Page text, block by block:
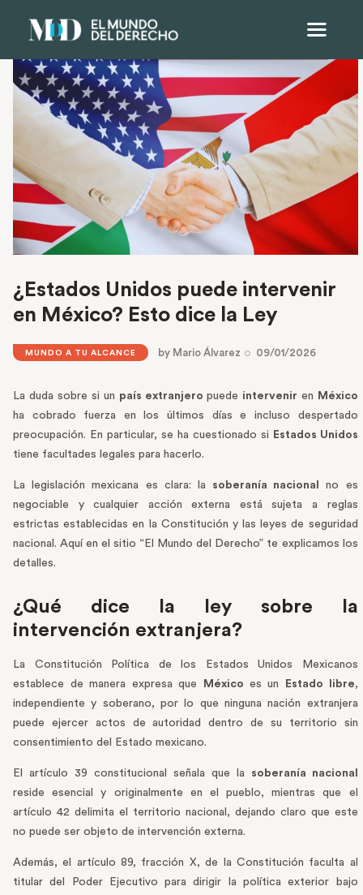
¿Estados Unidos puede intervenir
en México? Esto dice la Ley
MUNDO A TU ALCANCE by Mario Álvarez 09/01/2026
La duda sobre si un país extranjeropuede intervenir en
México
ha cobrado fuerza en los últimos días e incluso despertado
preocupación. En particular, se ha cuestionado si
Estados Unidos
tiene facultades legales para hacerlo.
La legislación mexicana es clara: la soberanía nacional
no es
negociable y cualquier acción externa está sujeta a reglas
estrictas establecidas en la Constitución y las leyes de seguridad
nacional. Aquí en el sitio “El Mundo del Derecho” te explicamos los
detalles.
¿Qué dice la ley sobre la
intervención extranjera?
La Constitución Política de los Estados Unidos Mexicanos
establece de manera expresa que
México es un Estado libre,
independiente y soberano, por lo que ninguna nación extranjera
puede ejercer actos de autoridad dentro de su territorio sin
consentimiento del Estado mexicano.
El artículo 39 constitucional señala que la soberanía nacional
reside esencial y originalmente en el pueblo, mientras que el
artículo 42 delimita el territorio nacional, dejando claro que este
no puede ser objeto de intervención externa.
Además, el artículo 89, fracción X, de la Constitución faculta al
titular del Poder Ejecutivo para dirigir la política exterior bajo